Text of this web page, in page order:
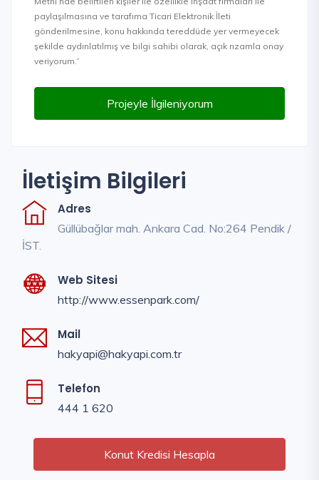
paylaşılmasına ve tarafıma Ticari Elektronik İleti
gönderilmesine, konu hakkında tereddüde yer vermeyecek
şekilde aydınlatılmış ve bilgi sahibi olarak, açık rızamla onay
veriyorum.”
Projeyle İlgileniyorum
İletişim Bilgileri
Adres
Güllübağlar mah. Ankara Cad. No:264 Pendik /
İST.
Web Sitesi
http://www.essenpark.com/
Mail
hakyapi@hakyapi.com.tr
Telefon
444 1 620
Konut Kredisi Hesapla